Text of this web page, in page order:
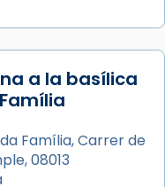
i
sant Cugat, a
la tradició
a Júlia”) i
=
a la basílica
Família, Carrer de
08013